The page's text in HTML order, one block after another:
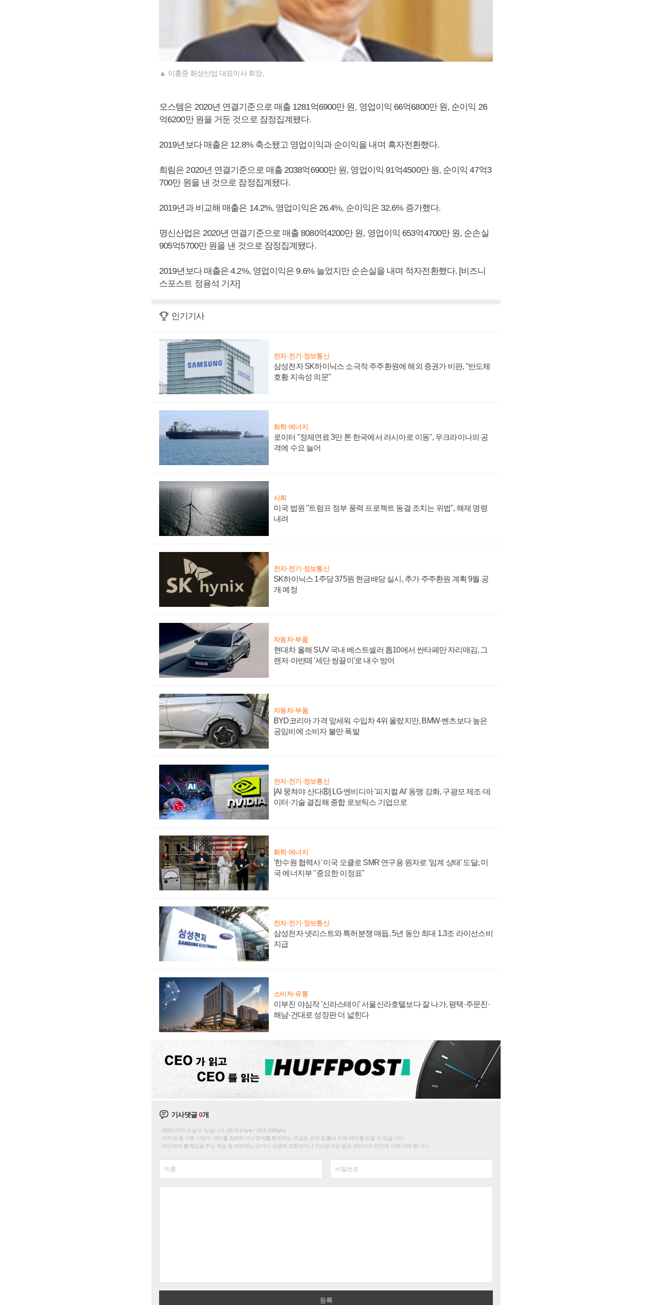
▲ 이홍중 화성산업 대표이사 회장.
오스템은 2020년 연결기준으로 매출 1281억6900만 원, 영업이익 66억6800만 원, 순이익 26
억6200만 원을 거둔 것으로 잠정집계됐다.
2019년보다 매출은 12.8% 축소됐고 영업이익과 순이익을 내며 흑자전환했다.
희림은 2020년 연결기준으로 매출 2038억6900만 원, 영업이익 91억4500만 원, 순이익 47억3
700만 원을 낸 것으로 잠정집계됐다.
2019년과 비교해 매출은 14.2%, 영업이익은 26.4%, 순이익은 32.6% 증가했다.
명신산업은 2020년 연결기준으로 매출 8080억4200만 원, 영업이익 653억4700만 원, 순손실
905억5700만 원을 낸 것으로 잠정집계됐다.
2019년보다 매출은 4.2%, 영업이익은 9.6% 늘었지만 순손실을 내며 적자전환했다. [비즈니
스포스트 정용석 기자]
인기기사
전자·전기·정보통신
삼성전자 SK하이닉스 소극적 주주환원에 해외 증권가 비판, "반도체
호황 지속성 의문"
화학·에너지
로이터 "정제연료 3만 톤 한국에서 러시아로 이동", 우크라이나의 공
격에 수요 늘어
사회
미국 법원 "트럼프 정부 풍력 프로젝트 동결 조치는 위법", 해제 명령
내려
전자·전기·정보통신
SK하이닉스 1주당 375원 현금배당 실시, 추가 주주환원 계획 9월 공
개 예정
자동차·부품
현대차 올해 SUV 국내 베스트셀러 톱10에서 싼타페만 자리매김, 그
랜저·아반떼 '세단 쌍끌이'로 내수 방어
자동차·부품
BYD코리아 가격 앞세워 수입차 4위 올랐지만, BMW·벤츠보다 높은
공임비에 소비자 불만 폭발
전자·전기·정보통신
[AI 뭉쳐야 산다⑧] LG·엔비디아 '피지컬 AI' 동맹 강화, 구광모 제조·데
이터·기술 결집해 종합 로보틱스 기업으로
화학·에너지
'한수원 협력사' 미국 오클로 SMR 연구용 원자로 '임계 상태' 도달, 미
국 에너지부 "중요한 이정표"
전자·전기·정보통신
삼성전자 넷리스트와 특허분쟁 매듭, 5년 동안 최대 1.3조 라이선스비
지급
소비자·유통
이부진 야심작 '신라스테이' 서울신라호텔보다 잘 나가, 평택·주문진·
해남·건대로 성장판 더 넓힌다
기사댓글0개
200자까지 쓰실 수 있습니다. (현재 0 byte / 최대 400byte)
저작권 등 다른 사람의 권리를 침해하거나 명예를 훼손하는 댓글은 관련 법률에 의해 제재를 받을 수 있습니다.
타인에게 불쾌감을 주는 욕설 등 비하하는 단어가 내용에 포함되거나 인신공격성 글은 관리자의 판단에 의해 삭제 합니다.